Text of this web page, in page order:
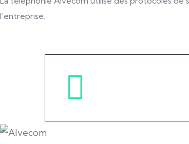
l’entreprise.